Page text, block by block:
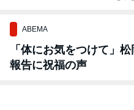
ABEMA
「体にお気をつけて」
報告に祝福の声